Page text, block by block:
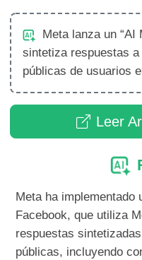
Meta lanza un “AI
sintetiza respuestas
públicas de usuarios
Leer
Meta ha implementado
Facebook, que utiliza
respuestas
públicas, incluyendo